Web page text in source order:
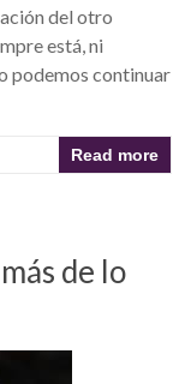
del otro
está, ni
podemos continuar
Read more
de lo